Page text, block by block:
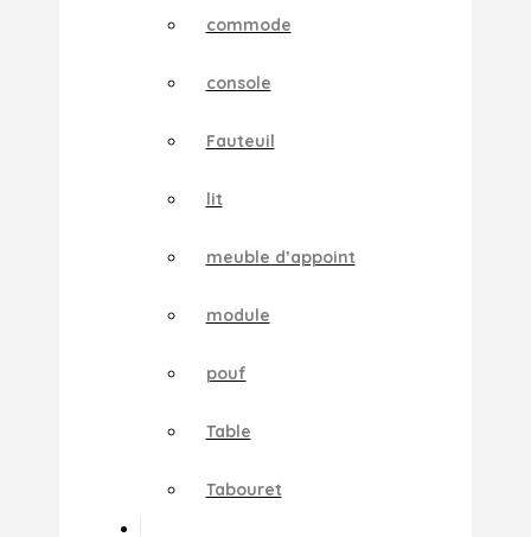
commode
console
Fauteuil
lit
meuble d’appoint
module
pouf
Table
Tabouret